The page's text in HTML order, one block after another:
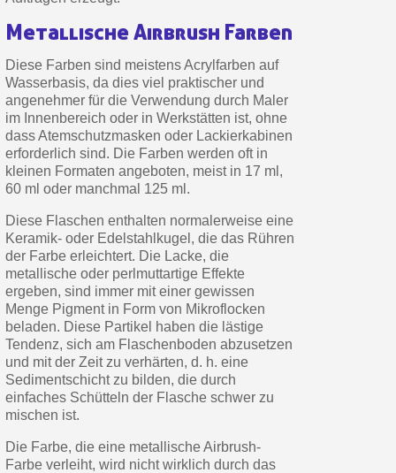
Metallische Airbrush Farben
Diese Farben sind meistens Acrylfarben auf
Wasserbasis, da dies viel praktischer und
angenehmer für die Verwendung durch Maler
im Innenbereich oder in Werkstätten ist, ohne
dass Atemschutzmasken oder Lackierkabinen
erforderlich sind. Die Farben werden oft in
kleinen Formaten angeboten, meist in 17 ml,
60 ml oder manchmal 125 ml.
Diese Flaschen enthalten normalerweise eine
Keramik- oder Edelstahlkugel, die das Rühren
der Farbe erleichtert. Die Lacke, die
metallische oder perlmuttartige Effekte
ergeben, sind immer mit einer gewissen
Menge Pigment in Form von Mikroflocken
beladen. Diese Partikel haben die lästige
Tendenz, sich am Flaschenboden abzusetzen
und mit der Zeit zu verhärten, d. h. eine
Sedimentschicht zu bilden, die durch
einfaches Schütteln der Flasche schwer zu
mischen ist.
Die Farbe, die eine metallische Airbrush-
Farbe verleiht, wird nicht wirklich durch das